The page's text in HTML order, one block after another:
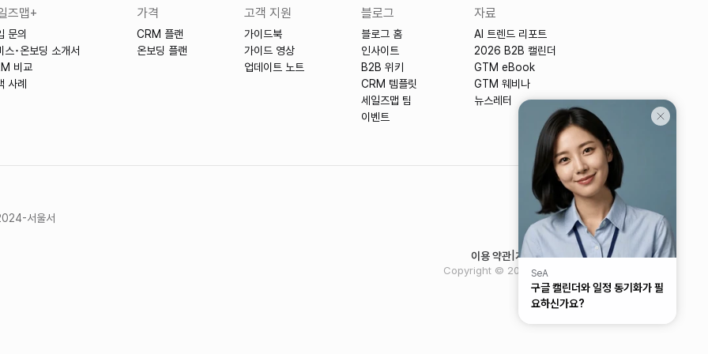
가격
CRM 플랜
온보딩 플랜
즈맵+
스･온보딩 소개서
비교
사례
문의
고객 지원
가이드북
가이드 영상
업데이트 노트
인사이트
블로그 홈
B2B 위키
CRM 템플릿
세일즈맵 팀
이벤트
블로그
GTM eBook
뉴스레터
GTM 웨비나
2026 B2B 캘린더
AI 트렌드 리포트
자료
서울서
이용 약관 개인정보처리방침 KO| EN
Copyright © 2024. All rights reserved